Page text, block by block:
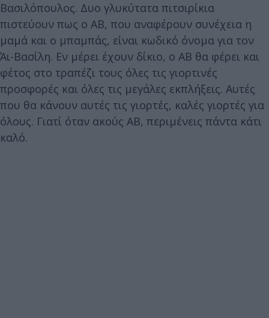
Βασιλόπουλος. Δυο γλυκύτατα πιτσιρίκια
πιστεύουν πως ο ΑΒ, που αναφέρουν συνέχεια η
μαμά και ο μπαμπάς, είναι κωδικό όνομα για τον
Άι-Βασίλη. Εν μέρει έχουν δίκιο, ο ΑΒ θα φέρει και
φέτος στο τραπέζι τους όλες τις γιορτινές
προσφορές και όλες τις μεγάλες εκπλήξεις. Αυτές
που θα κάνουν αυτές τις γιορτές, καλές γιορτές για
όλους. Γιατί όταν ακούς ΑΒ, περιμένεις πάντα κάτι
καλό.